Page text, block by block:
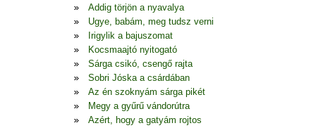
Addig törjön a nyavalya
Ugye, babám, meg tudsz verni
Irigylik a bajuszomat
Kocsmaajtó nyitogató
Sárga csikó, csengő rajta
Sobri Jóska a csárdában
Az én szoknyám sárga pikét
Megy a gyűrű vándorútra
Azért, hogy a gatyám rojtos